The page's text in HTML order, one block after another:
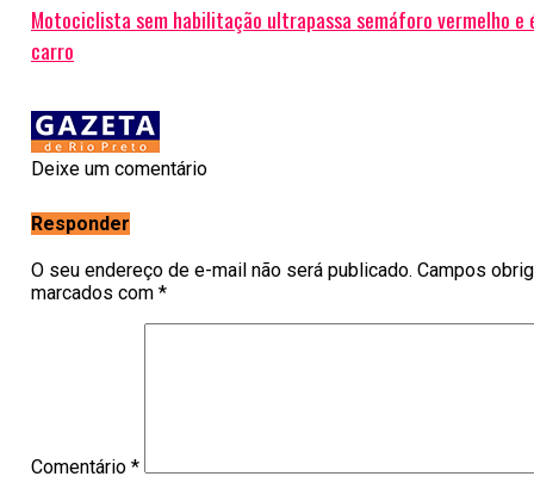
Motociclista sem habilitação ultrapassa semáforo vermelho e
carro
Deixe um comentário
Responder
O seu endereço de e-mail não será publicado. Campos
marcados com *
Comentário *